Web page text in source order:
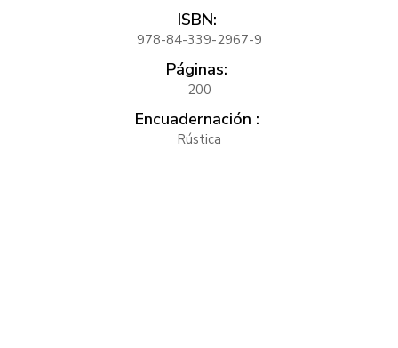
ISBN:
978-84-339-2967-9
Páginas:
200
Encuadernación :
Rústica